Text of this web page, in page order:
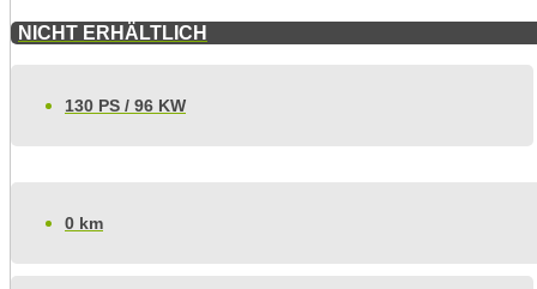
NICHT ERHÄLTLICH
130 PS / 96 KW
0 km